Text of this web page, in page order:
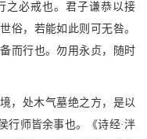
之必戒也。君子谦恭以接
俗，若能如此则可无咎。
而行也。勿用永贞，随时
，处木气墓绝之方，是以
行师皆余事也。《诗经·泮